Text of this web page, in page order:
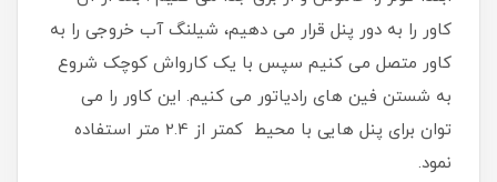
کاور را به دور پنل قرار می دهیم، شیلنگ آب خروجی را به
کاور متصل می کنیم سپس با یک کارواش کوچک شروع
به شستن فین های رادیاتور می کنیم. این کاور را می
توان برای پنل هایی با محیط کمتر از 2.4 متر استفاده
نمود.